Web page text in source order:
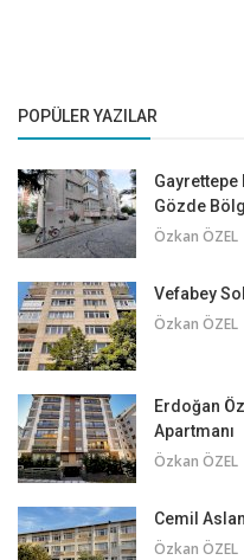
POPÜLER YAZILAR
Gayrettepe
Gözde
Özkan ÖZEL
Vefabey
Özkan ÖZEL
Erdoğan
Apartmanı
Özkan ÖZEL
Cemil
Özkan ÖZEL